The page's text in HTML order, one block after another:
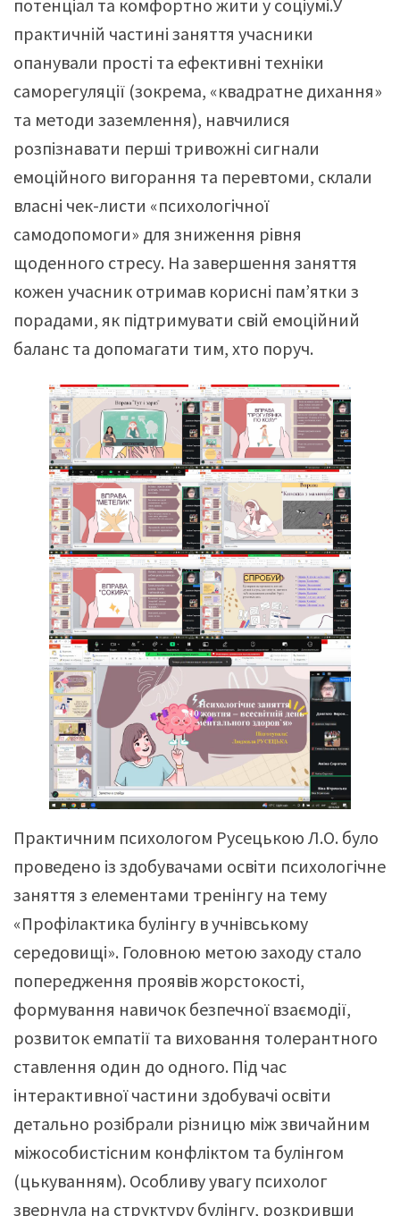
потенціал та комфортно жити у соціумі.У
практичній частині заняття учасники
опанували прості та ефективні техніки
саморегуляції (зокрема, «квадратне дихання»
та методи заземлення), навчилися
розпізнавати перші тривожні сигнали
емоційного вигорання та перевтоми, склали
власні чек-листи «психологічної
самодопомоги» для зниження рівня
щоденного стресу. На завершення заняття
кожен учасник отримав корисні пам’ятки з
порадами, як підтримувати свій емоційний
баланс та допомагати тим, хто поруч.
Практичним психологом Русецькою Л.О. було
проведено із здобувачами освіти психологічне
заняття з елементами тренінгу на тему
«Профілактика булінгу в учнівському
середовищі». Головною метою заходу стало
попередження проявів жорстокості,
формування навичок безпечної взаємодії,
розвиток емпатії та виховання толерантного
ставлення один до одного. Під час
інтерактивної частини здобувачі освіти
детально розібрали різницю між звичайним
міжособистісним конфліктом та булінгом
(цькуванням). Особливу увагу психолог
звернула на структуру булінгу, розкривши